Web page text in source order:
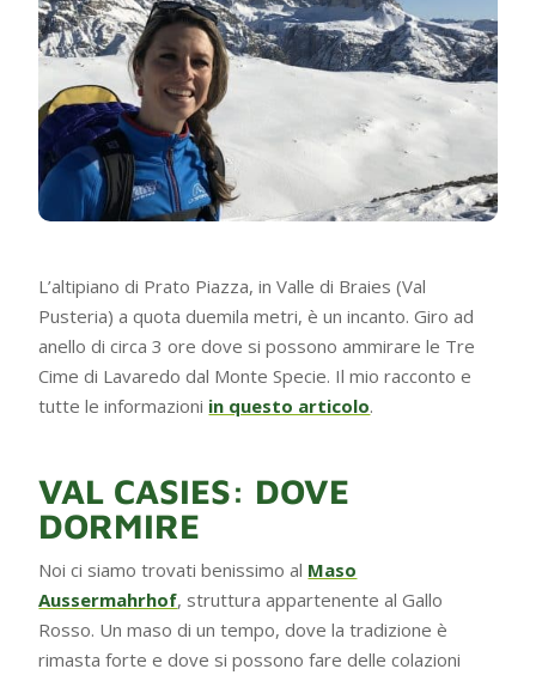
L’altipiano di Prato Piazza, in Valle di Braies (Val
Pusteria) a quota duemila metri, è un incanto. Giro ad
anello di circa 3 ore dove si possono ammirare le Tre
Cime di Lavaredo dal Monte Specie. Il mio racconto e
tutte le informazioni in questo articolo.
VAL CASIES: DOVE
DORMIRE
Noi ci siamo trovati benissimo al Maso
Aussermahrhof, struttura appartenente al Gallo
Rosso. Un maso di un tempo, dove la tradizione è
rimasta forte e dove si possono fare delle colazioni